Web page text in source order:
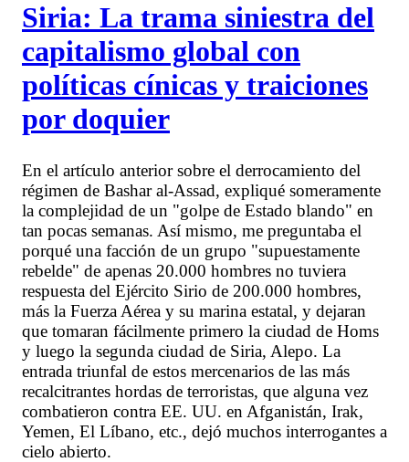
Siria: La trama siniestra del
capitalismo global con
políticas cínicas y traiciones
por doquier
En el artículo anterior sobre el derrocamiento del
régimen de Bashar al-Assad, expliqué someramente
la complejidad de un "golpe de Estado blando" en
tan pocas semanas. Así mismo, me preguntaba el
porqué una facción de un grupo "supuestamente
rebelde" de apenas 20.000 hombres no tuviera
respuesta del Ejército Sirio de 200.000 hombres,
más la Fuerza Aérea y su marina estatal, y dejaran
que tomaran fácilmente primero la ciudad de Homs
y luego la segunda ciudad de Siria, Alepo. La
entrada triunfal de estos mercenarios de las más
recalcitrantes hordas de terroristas, que alguna vez
combatieron contra EE. UU. en Afganistán, Irak,
Yemen, El Líbano, etc., dejó muchos interrogantes a
cielo abierto.